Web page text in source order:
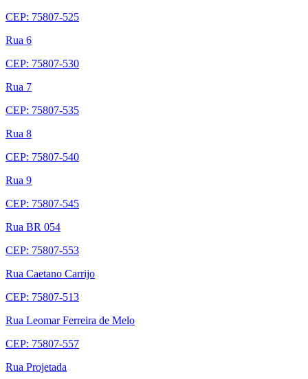
CEP: 75807-525
Rua 6
CEP: 75807-530
Rua 7
CEP: 75807-535
Rua 8
CEP: 75807-540
Rua 9
CEP: 75807-545
Rua BR 054
CEP: 75807-553
Rua Caetano Carrijo
CEP: 75807-513
Rua Leomar Ferreira de Melo
CEP: 75807-557
Rua Projetada